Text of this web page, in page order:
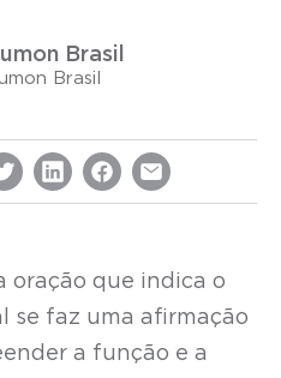
Brasil
Brasil
oração que indica o
se faz uma afirmação
a função e a